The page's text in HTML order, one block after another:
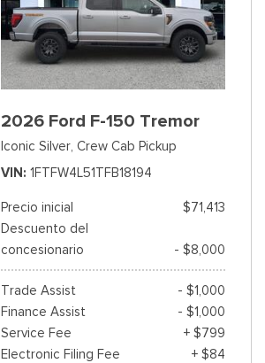
2026 Ford F-150 Tremor
Iconic Silver, Crew Cab Pickup
VIN 1FTFW4L51TFB18194
Precio inicial
$71,413
Descuento del
concesionario
- $8,000
Trade Assist
- $1,000
Finance Assist
- $1,000
Service Fee
+ $799
Electronic Filing Fee
+ $84